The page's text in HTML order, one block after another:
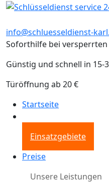
info@schluesseldienst-
Soforthilfe bei versperrten
Günstig und schnell in
Türöffnung ab 20 €
Startseite
Einsatzgebiete
Preise
Unsere Leistungen